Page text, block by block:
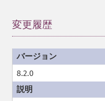
変更履歴
8.2.0